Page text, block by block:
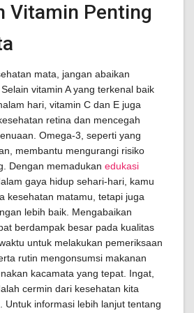
Vitamin Penting
mata, jangan abaikan
vitamin A yang terkenal baik
hari, vitamin C dan E juga
retina dan mencegah
Omega-3, seperti yang
membantu mengurangi risiko
Dengan memadukan edukasi
gaya hidup sehari-hari, kamu
kesehatan matamu, tetapi juga
lebih baik. Mengabaikan
berdampak besar pada kualitas
untuk melakukan pemeriksaan
rutin mengonsumsi makanan
kacamata yang tepat. Ingat,
cermin dari kesehatan kita
Untuk informasi lebih lanjut tentang